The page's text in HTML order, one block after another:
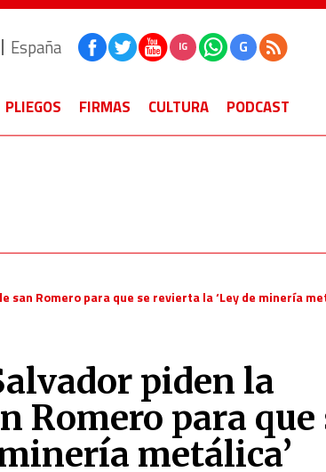
España IG G
PLIEGOS FIRMAS CULTURA PODCAST
san Romero para que se revierta la ‘Ley de minería
piden la
Romero para que
metálica’